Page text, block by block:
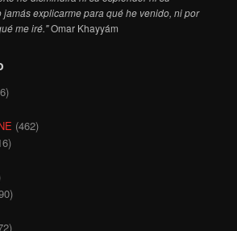
explicarme para qué he venido, ni por
me iré."Omar Khayyám
(462)